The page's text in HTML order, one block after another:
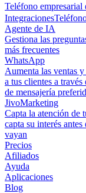
Teléfono empresarial
Integraciones
Agente de IA
Gestiona las
más frecuentes
WhatsApp
Aumenta las ventas
a tus clientes a
de mensajería
JivoMarketing
Capta la atención de
capta su interés antes
vayan
Precios
Afiliados
Ayuda
Aplicaciones
Blog